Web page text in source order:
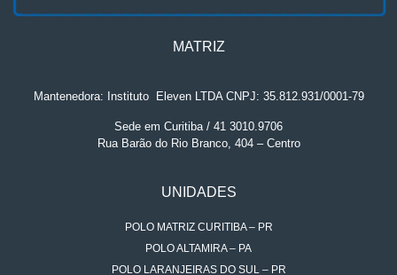
MATRIZ
Mantenedora: Instituto. Eleven LTDA CNPJ: 35.812.931/0001-79
Sede em Curitiba / 41 3010.9706
Rua Barão do Rio Branco, 404 – Centro
UNIDADES
POLO MATRIZ CURITIBA – PR
POLO ALTAMIRA – PA
POLO LARANJEIRAS DO SUL – PR